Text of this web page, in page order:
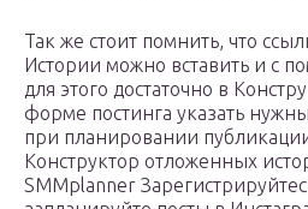
Так же стоит помнить, что
Истории можно вставить и с
для этого достаточно в
форме постинга указать
при планировании
Конструктор отложенных
SMMplanner